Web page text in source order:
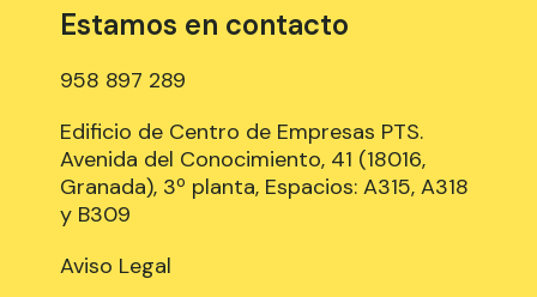
Estamos en contacto
958 897 289
Edificio de Centro de Empresas PTS.
Avenida del Conocimiento, 41 (18016,
Granada), 3º planta, Espacios: A315, A318
y B309
Aviso Legal